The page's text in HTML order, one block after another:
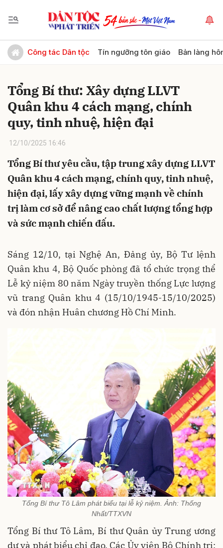
Công tác Dân tộc Tín ngưỡng tôn giáo Bản làng
Tổng Bí thư: Xây dựng LLVT
Quân khu 4 cách mạng, chính
quy, tinh nhuệ, hiện đại
12/10/2025 16:46
Tổng Bí thư yêu cầu, tập trung xây dựng LLVT
Quân khu 4 cách mạng, chính quy, tinh nhuệ,
hiện đại, lấy xây dựng vững mạnh về chính
trị làm cơ sở để nâng cao chất lượng tổng hợp
và sức mạnh chiến đấu.
Sáng 12/10, tại Nghệ An, Đảng ủy, Bộ Tư lệnh
Quân khu 4, Bộ Quốc phòng đã tổ chức trọng thể
Lễ kỷ niệm 80 năm Ngày truyền thống Lực lượng
vũ trang Quân khu 4 (15/10/1945-15/10/2025)
và đón nhận Huân chương Hồ Chí Minh.
Tổng Bí thư Tô Lâm phát biểu tại lễ kỷ niệm. Ảnh: Thống
Nhất/TTXVN
Tổng Bí thư Tô Lâm, Bí thư Quân ủy Trung ương
dự và phát biểu chỉ đạo. Các Ủy viên Bộ Chính trị:
Gửi bình luận